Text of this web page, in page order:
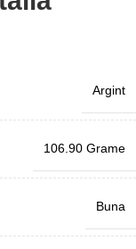
Argint
106.90 Grame
Buna